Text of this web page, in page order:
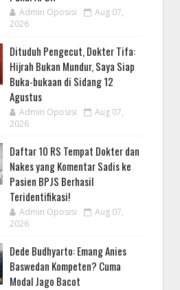
Admin Oposisi
Aug 07,
2026
Dituduh Pengecut, Dokter Tifa:
Hijrah Bukan Mundur, Saya Siap
Buka-bukaan di Sidang 12
Agustus
Admin Oposisi
Aug 07,
2026
Daftar 10 RS Tempat Dokter dan
Nakes yang Komentar Sadis ke
Pasien BPJS Berhasil
Teridentifikasi!
Admin Oposisi
Aug 07,
2026
Dede Budhyarto: Emang Anies
Baswedan Kompeten? Cuma
Modal Jago Bacot